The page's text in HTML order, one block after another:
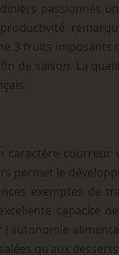
passionnés
3 fruits imposants
de saison. La
caractère courreur
permet le
exemptes de
capacité
qu'aux